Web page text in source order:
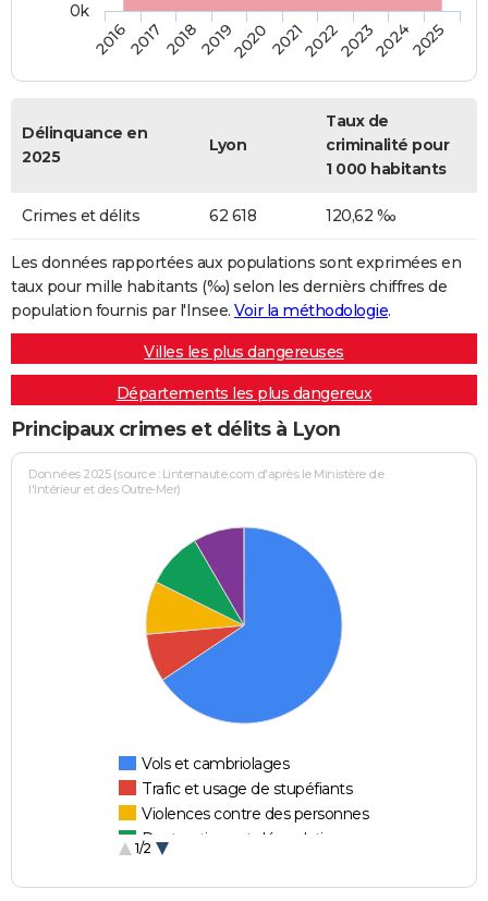
2016201720182019202020212022202320242025
0k
Délinquance en
2025
Lyon
Taux de
criminalité pour
1 000 habitants
Crimes et délits 62 618 120,62 ‰
Les données rapportées aux populations sont exprimées en
taux pour mille habitants (‰) selon les dernièrs chiffres de
population fournis par l'Insee. Voir la méthodologie.
Villes les plus dangereuses
Départements les plus dangereux
Principaux crimes et délits à Lyon
Données 2025 (source : Linternaute.com d'après le Ministère de
l'Intérieur et des Outre-Mer)
Vols et cambriolages
Trafic et usage de stupéfiants
Violences contre des personnes
Destructions et dégradations
1/2